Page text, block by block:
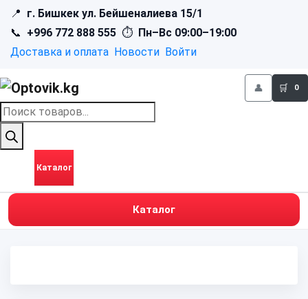
📍 г. Бишкек ул. Бейшеналиева 15/1
📞 +996 772 888 555 ⏱ Пн–Вс 09:00–19:00
Доставка и оплата Новости Войти
👤 🛒 0
Поиск
товаров
Каталог
Каталог